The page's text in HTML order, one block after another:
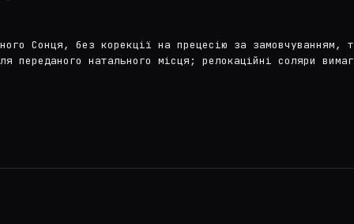
Сонця, без корекції на прецесію за
переданого натального місця; релокаційні соляри